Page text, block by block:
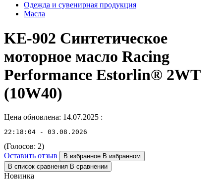
Одежда и сувенирная продукция
Масла
KE-902 Синтетическое
моторное масло Racing
Performance Estorlin® 2WТ
(10W40)
Цена обновлена: 14.07.2025 :
22:18:04 - 03.08.2026
(Голосов: 2)
Оставить отзыв
В избранное В избранном
В список сравнения В сравнении
Новинка